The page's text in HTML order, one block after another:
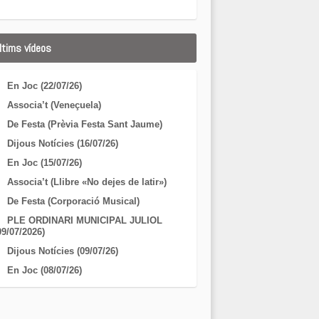
vídeos
En Joc (22/07/26)
Associa’t (Veneçuela)
De Festa (Prèvia Festa Sant Jaume)
Dijous Notícies (16/07/26)
En Joc (15/07/26)
Associa’t (Llibre «No dejes de latir»)
De Festa (Corporació Musical)
PLE ORDINARI MUNICIPAL JULIOL
07/2026)
Dijous Notícies (09/07/26)
En Joc (08/07/26)